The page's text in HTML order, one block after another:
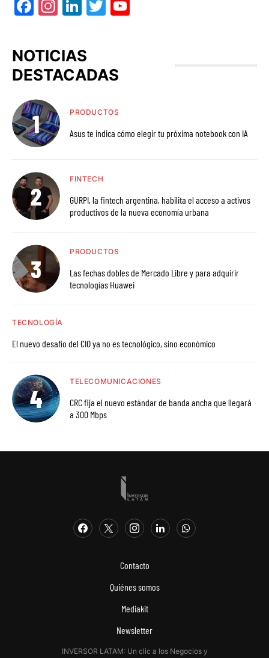
Facebook
Instagram
LinkedIn
Twitter
NOTICIAS
DESTACADAS
PRODUCTOS
Asus te indica cómo elegir tu próxima notebook con IA
FINTECH
GURPI, la fintech argentina, habilita el acceso a activos
productivos de la nueva economía urbana
PRODUCTOS
Las fechas dobles de Mercado Libre y para adquirir
tecnologías Huawei
TECNOLOGÍA
El nuevo desafío del CIO ya no es tecnológico, sino económico
TELECOMUNICACIONES
CRC fija el nuevo estándar de banda ancha que llegará
a 300 Mbps
Contacto
Quiénes somos
Mediakit
Newsletter
INVERSOR LATAM: Un clic a los Negocios y